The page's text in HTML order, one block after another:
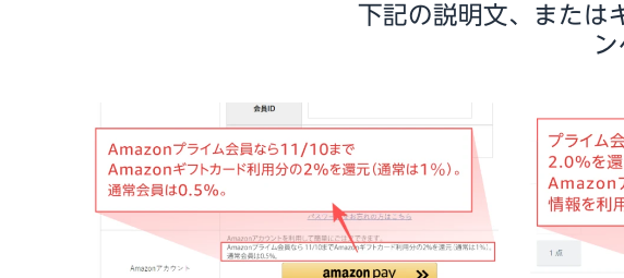
下記の説明文、または